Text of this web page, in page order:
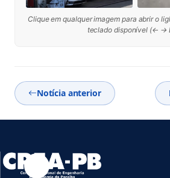
Clique em qualquer imagem para abrir o
teclado disponível (← →
Notícia anterior